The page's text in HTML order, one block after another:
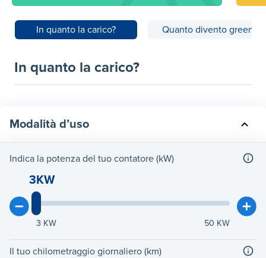
In quanto la carico? Quanto divento green?
In quanto la carico?
Modalità d’uso
Indica la potenza del tuo contatore (kW)
3KW
3 KW 50 KW
Il tuo chilometraggio giornaliero (km)